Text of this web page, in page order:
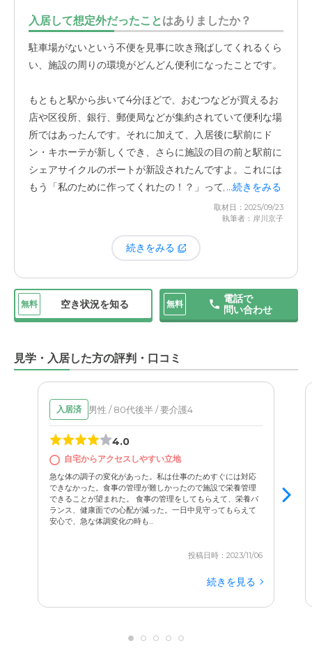
そ、より丁寧に、一生懸命にコミュニケーションを取ろう
ここの建物は、広々としたワンフロアのリビングダイニン
グを囲むように個室が配置されている作りなんです。日中
て過ごされるので、
常にスタッフさんの目が行き届きやす
い環境です。
病院だと食事は部屋に運ばれてくることが多いですけど、
ここではきちんと時間になったらリビングに出てきて皆で
食べる。そういう作りになっているのが、すごく良いなと
思いました。何かあってもすぐに気づいてもらえるだろう
家族への対応がすごく柔軟なことにも、いつも助けられて
います。本来は面会時間が決まっているそうなのですが、
洗濯物などを届けに行った際に「少し顔を見ていってもい
いですか？」と尋ねると、いつも快く「どうぞどうぞ」と
案内してくださるんです。
母の食事時に合わせて行けば、私が食事の介助をする間、
そばで結構長い時間いさせてくれたりもします。
他の施設に入居している友人の話だと、「ガラス越しでし
か会えない」「時間も厳しく制限されていて、行っても会
えなかったことがある」なんて聞くこともあったので、本
当にありがたいです。こちらの都合に合わせて、
時にいつでも顔を見に行ける
という安心感は、何物にも代
入居して想定外だったことはありましたか？
駐車場がないという不便を見事に吹き飛ばしてくれるくら
い、施設の周りの環境がどんどん便利になったことです。
もともと駅から歩いて4分ほどで、おむつなどが買えるお
店や区役所、銀行、郵便局などが集約されていて便利な場
所ではあったんです。それに加えて、入居後に駅前にド
ン・キホーテが新しくでき、さらに施設の目の前と駅前に
シェアサイクルのポートが新設されたんですよ。これには
もう「私のために作ってくれたの！？」って思うくらい、
今では、電車で駅まで行って、そこからシェアサイクルで
荷物を運べるので、車がないことの不便さはほとんど感じ
るとは思ってもいませんでした。
...続きをみる
取材日：2025/09/23
執筆者：岸川京子
続きをみる
無料 空き状況を知る 無料
電話で
問い合わせ
見学・入居した方の評判・口コミ
入居済 男性 / 80代後半 / 要介護4
4.0
自宅からアクセスしやすい立地
急な体の調子の変化があった。私は仕事のためすぐには対応
できなかった。食事の管理が難しかったので施設で栄養管理
できることが望まれた。 食事の管理をしてもらえて、栄養バ
ランス、健康面での心配が減った。一日中見守ってもらえて
安心で、急な体調変化の時も...
投稿日時：2023/11/06
続きを見る